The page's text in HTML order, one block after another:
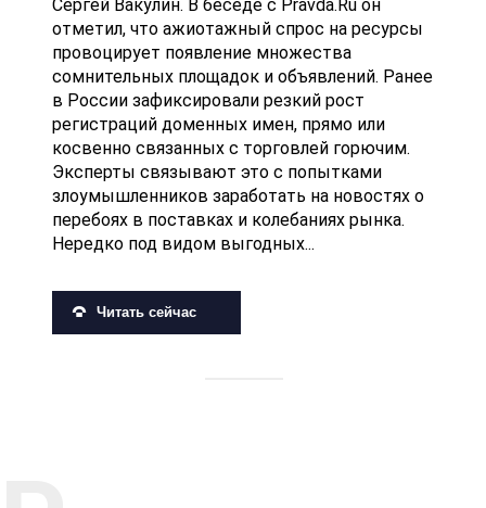
Сергей Вакулин. В беседе с Pravda.Ru он
отметил, что ажиотажный спрос на ресурсы
провоцирует появление множества
сомнительных площадок и объявлений. Ранее
в России зафиксировали резкий рост
регистраций доменных имен, прямо или
косвенно связанных с торговлей горючим.
Эксперты связывают это с попытками
злоумышленников заработать на новостях о
перебоях в поставках и колебаниях рынка.
Нередко под видом выгодных...
Читать сейчас